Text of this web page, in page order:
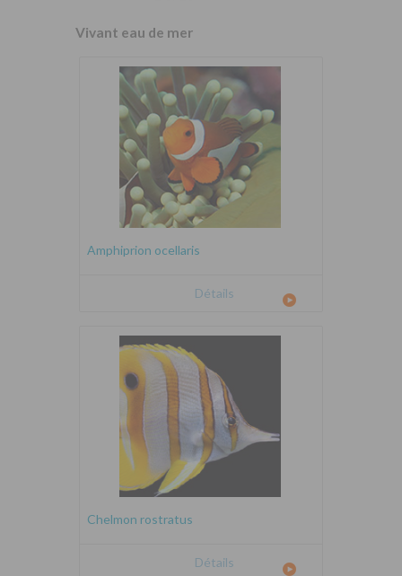
Vivant eau de mer
Amphiprion ocellaris
Détails
Chelmon rostratus
Détails